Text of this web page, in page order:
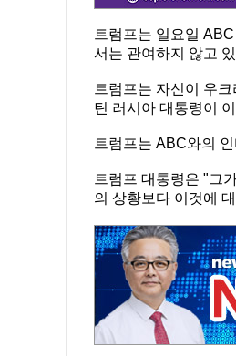
트럼프는 일요일
서는 관여하지 않고
트럼프는 자신이 우
틴 러시아 대통령이
트럼프는 ABC와의
트럼프 대통령은 "그
의 상황보다 이것에